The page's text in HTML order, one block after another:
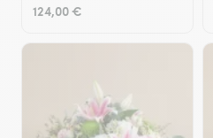
124,00 €